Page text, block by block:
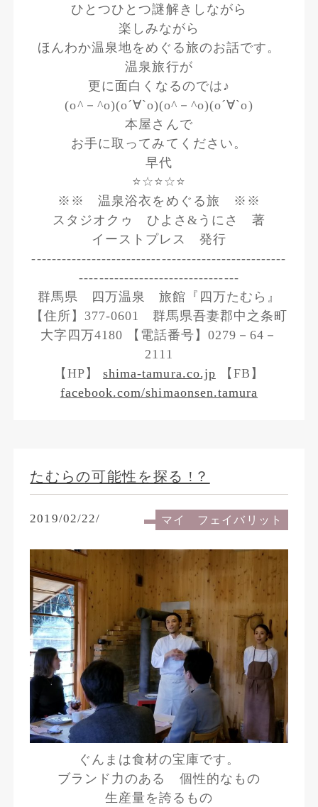
ひとつひとつ謎解きしながら
楽しみながら
ほんわか温泉地をめぐる旅のお話です。
温泉旅行が
更に面白くなるのでは♪
(o^－^o)(о´∀`о)(o^－^o)(о´∀`о)
本屋さんで
お手に取ってみてください。
早代
⭐☆⭐☆⭐
※※ 温泉浴衣をめぐる旅 ※※
スタジオクゥ ひよさ&うにさ 著
イーストプレス 発行
---------------------------------------------------
--------------------------------
群馬県 四万温泉 旅館『四万たむら』
【住所】377-0601 群馬県吾妻郡中之条町
大字四万4180 【電話番号】0279－64－
2111
【HP】shima-tamura.co.jp 【FB】
facebook.com/shimaonsen.tamura
たむらの可能性を探る !？
2019/02/22/ マイ フェイバリット
ぐんまは食材の宝庫です。
ブランド力のある 個性的なもの
生産量を誇るもの